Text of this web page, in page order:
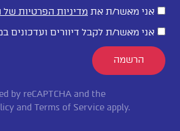
אני מאשר/ת את מדיניות הפרטיות
אני מאשר/ת לקבל דיוורים ועדכונים
הרשמה
by reCAPTCHA and the
and Terms of Service apply.